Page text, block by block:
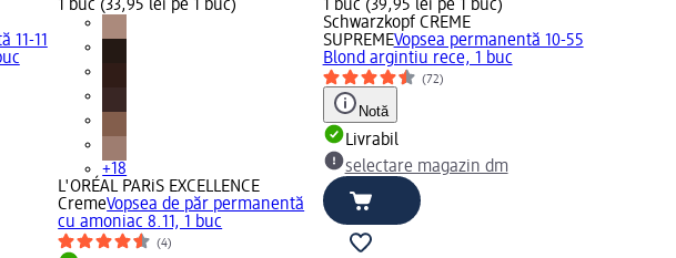
11-11
1 buc (33,95 lei pe 1 buc)
+18
L'ORÉAL PARiS EXCELLENCE
CremeVopsea de păr permanentă
cu amoniac 8.11, 1 buc
(4)
1 buc (39,95 lei pe 1 buc)
Schwarzkopf CREME
SUPREMEVopsea permanentă 10-55
Blond argintiu rece, 1 buc
(72)
Notă
Livrabil
selectare magazin dm